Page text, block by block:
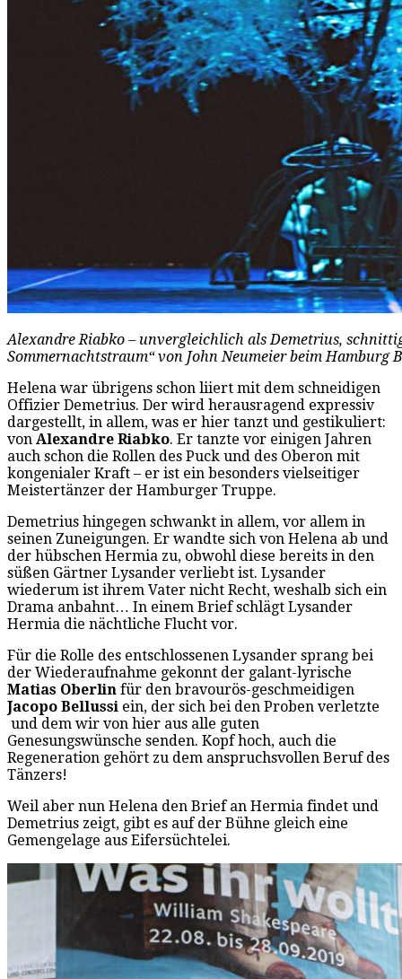
Alexandre Riabko – unvergleichlich als Demetrius,
Sommernachtstraum“ von John Neumeier beim Hamburg
Helena war übrigens schon liiert mit dem schneidigen
Offizier Demetrius. Der wird herausragend expressiv
dargestellt, in allem, was er hier tanzt und gestikuliert:
von Alexandre Riabko. Er tanzte vor einigen Jahren
auch schon die Rollen des Puck und des Oberon mit
kongenialer Kraft – er ist ein besonders vielseitiger
Meistertänzer der Hamburger Truppe.
Demetrius hingegen schwankt in allem, vor allem in
seinen Zuneigungen. Er wandte sich von Helena ab und
der hübschen Hermia zu, obwohl diese bereits in den
süßen Gärtner Lysander verliebt ist. Lysander
wiederum ist ihrem Vater nicht Recht, weshalb sich ein
Drama anbahnt… In einem Brief schlägt Lysander
Hermia die nächtliche Flucht vor.
Für die Rolle des entschlossenen Lysander sprang bei
der Wiederaufnahme gekonnt der galant-lyrische
Matias Oberlin für den bravourös-geschmeidigen
Jacopo Bellussi ein, der sich bei den Proben verletzte
und dem wir von hier aus alle guten
Genesungswünsche senden. Kopf hoch, auch die
Regeneration gehört zu dem anspruchsvollen Beruf des
Tänzers!
Weil aber nun Helena den Brief an Hermia findet und
Demetrius zeigt, gibt es auf der Bühne gleich eine
Gemengelage aus Eifersüchtelei.